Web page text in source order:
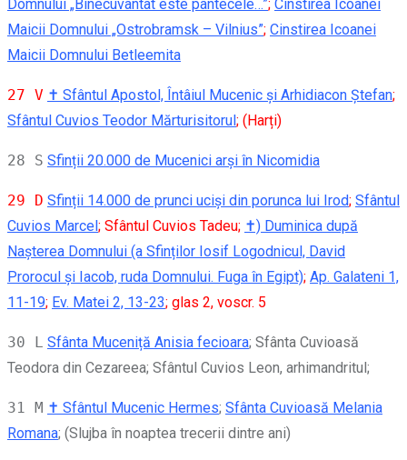
Domnului „Binecuvântat este pântecele…”; Cinstirea Icoanei
Maicii Domnului „Ostrobramsk – Vilnius”; Cinstirea Icoanei
Maicii Domnului Betleemita
27 V ✝ Sfântul Apostol, Întâiul Mucenic și Arhidiacon Ștefan;
Sfântul Cuvios Teodor Mărturisitorul; (Harți)
28 S Sfinții 20.000 de Mucenici arși în Nicomidia
29 D Sfinții 14.000 de prunci uciși din porunca lui Irod; Sfântul
Cuvios Marcel; Sfântul Cuvios Tadeu; ✝) Duminica după
Nașterea Domnului (a Sfinților Iosif Logodnicul, David
Prorocul și Iacob, ruda Domnului. Fuga în Egipt); Ap. Galateni 1,
11-19; Ev. Matei 2, 13-23; glas 2, voscr. 5
30 L Sfânta Muceniță Anisia fecioara; Sfânta Cuvioasă
Teodora din Cezareea; Sfântul Cuvios Leon, arhimandritul;
31 M ✝ Sfântul Mucenic Hermes; Sfânta Cuvioasă Melania
Romana; (Slujba în noaptea trecerii dintre ani)